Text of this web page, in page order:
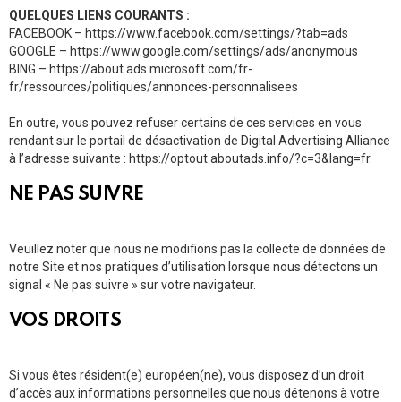
QUELQUES LIENS COURANTS :
FACEBOOK – https://www.facebook.com/settings/?tab=ads
GOOGLE – https://www.google.com/settings/ads/anonymous
BING – https://about.ads.microsoft.com/fr-
fr/ressources/politiques/annonces-personnalisees
En outre, vous pouvez refuser certains de ces services en vous
rendant sur le portail de désactivation de Digital Advertising Alliance
à l’adresse suivante : https://optout.aboutads.info/?c=3&lang=fr.
NE PAS SUIVRE
Veuillez noter que nous ne modifions pas la collecte de données de
notre Site et nos pratiques d’utilisation lorsque nous détectons un
signal « Ne pas suivre » sur votre navigateur.
VOS DROITS
Si vous êtes résident(e) européen(ne), vous disposez d’un droit
d’accès aux informations personnelles que nous détenons à votre